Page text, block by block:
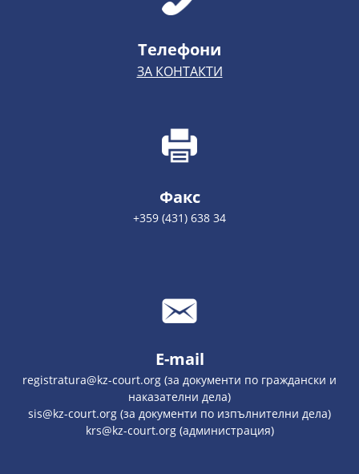
Телефони
ЗА КОНТАКТИ
Факс
+359 (431) 638 34
E-mail
registratura@kz-court.org (за документи по граждански и
наказателни дела)
sis@kz-court.org (за документи по изпълнителни дела)
krs@kz-court.org (администрация)